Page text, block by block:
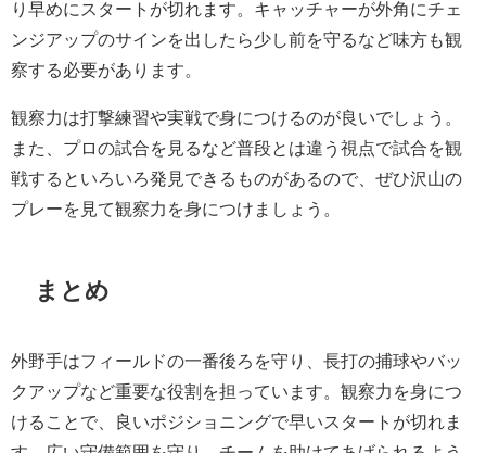
り早めにスタートが切れます。キャッチャーが外角にチェ
ンジアップのサインを出したら少し前を守るなど味方も観
察する必要があります。
観察力は打撃練習や実戦で身につけるのが良いでしょう。
また、プロの試合を見るなど普段とは違う視点で試合を観
戦するといろいろ発見できるものがあるので、ぜひ沢山の
プレーを見て観察力を身につけましょう。
まとめ
外野手はフィールドの一番後ろを守り、長打の捕球やバッ
クアップなど重要な役割を担っています。観察力を身につ
けることで、良いポジショニングで早いスタートが切れま